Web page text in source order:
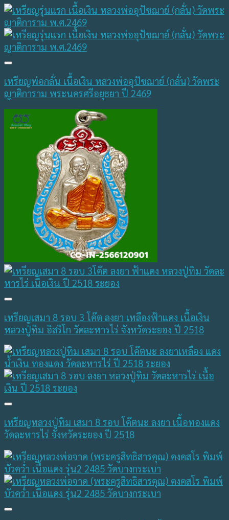
เหรียญพ่อกลั่น เนื้อเงิน หลวงพ่ออุปัชฌาย์ (กลั่น) วัดพระ
ญาติการาม พระนครศรีอยุธยา ปี 2469
เหรียญเสมา 8 รอบ 3 โค๊ต ลงยา เหลืองฟ้าแดง เนื้อเงิน
หลวงปู่ทิม อิสริโก วัดละหารไร่ จังหวัดระยอง ปี 2518
เหรียญหลวงปู่ทิม เสมา 8 รอบ โค๊ตนะ ลงยา เนื้อทองแดง
วัดละหารไร่ จังหวัดระยอง ปี 2518